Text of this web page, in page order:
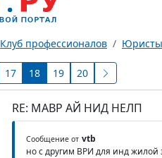
Клуб профессионалов Юристы
17 18 19 20
RE: МАВР АЙ НИД НЕЛП
Сообщение от vtb
но с другим ВРИ для инд жилой